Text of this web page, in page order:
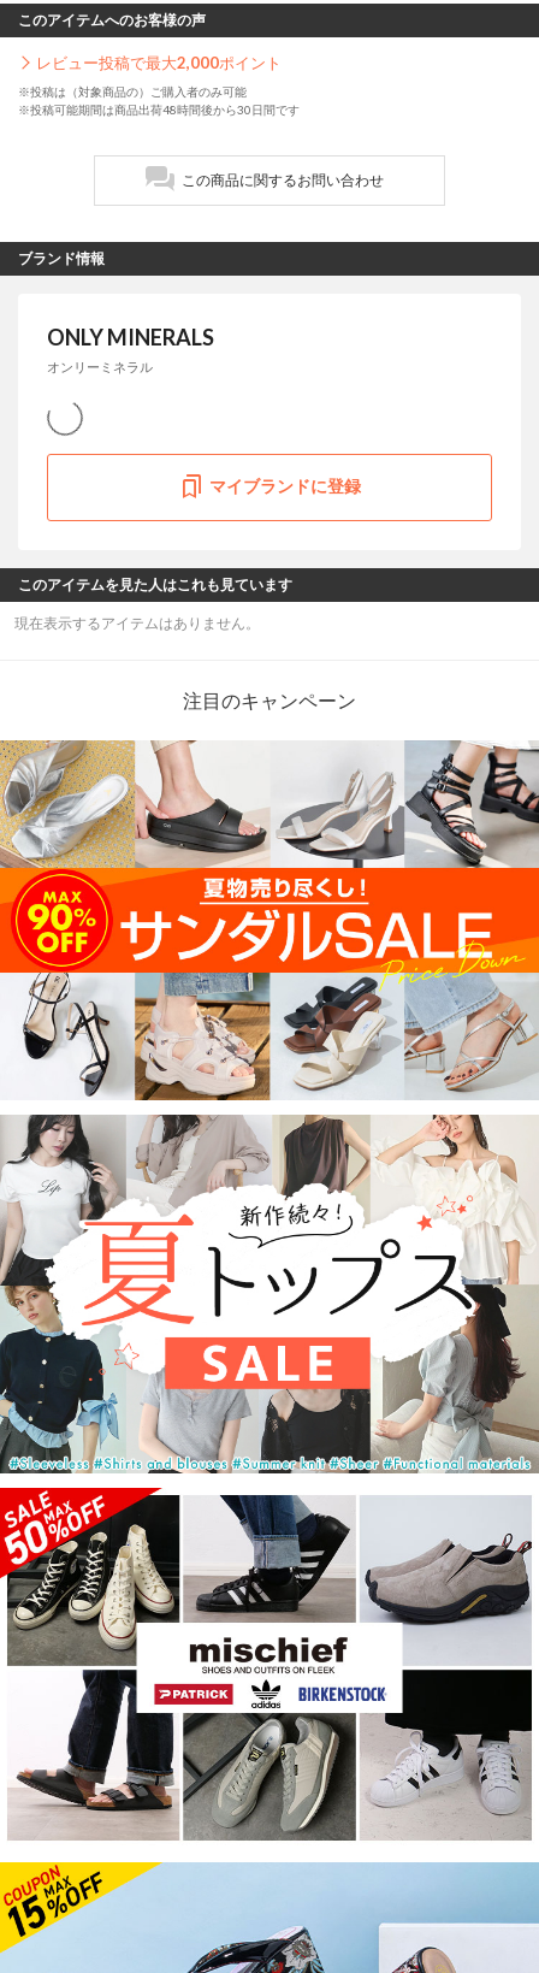
このアイテムへのお客様の声
レビュー投稿で最大2,000ポイント
※投稿は（対象商品の）ご購入者のみ可能
※投稿可能期間は商品出荷48時間後から30日間です
この商品に関するお問い合わせ
ブランド情報
ONLY MINERALS
オンリーミネラル
マイブランドに登録
このアイテムを見た人はこれも見ています
現在表示するアイテムはありません。
注目のキャンペーン